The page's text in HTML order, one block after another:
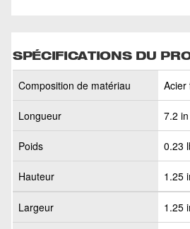
SPÉCIFICATIONS DU
Composition de matériau Acier
Longueur 7.2 in
Poids 0.23
Hauteur 1.25
Largeur 1.25